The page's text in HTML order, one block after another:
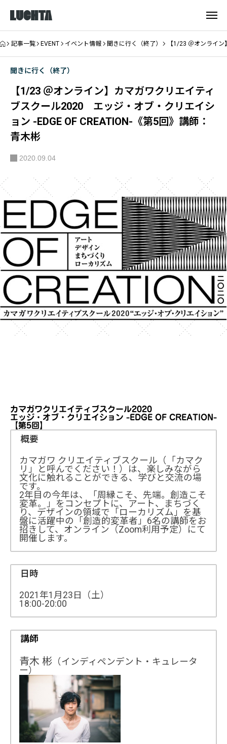
記事一覧 EVENT イベント情報 聞きに行く（終了） 【1/23 ＠オンライ
聞きに行く（終了）
【1/23 ＠オンライン】カマガワクリエイティ
ブスクール2020 エッジ・オブ・クリエイシ
ョン -EDGE OF CREATION-《第5回》講師：
青木彬
2020.09.04
カマガワクリエイティブスクール2020
エッジ・オブ・クリエイション -EDGE OF CREATION-
【第5回】
概要
カマガワ クリエイティブスクール（「カマク
リ」と呼んでください！）は、楽しみながら
文化に触れることができる、学びと交流の場
です。
2年目の今年は、「周縁こそ、先端。創造こそ
変革。」をコンセプトに、アート、まちづく
り、デザインの領域で「ローカリズム」を基
盤に活躍中の「創造的変革者」6名の講師をお
招きして、オンライン（Zoom利用予定）にて
開催します。
日時
2021年1月23日（土）
18:00-20:00
講師
青木 彬 （インディペンデント・キュレータ
ー）